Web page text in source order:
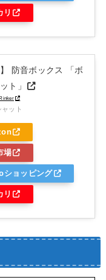
リ
】 防音ボックス 「ボ
ト」
ット
場
ショッピング
リ